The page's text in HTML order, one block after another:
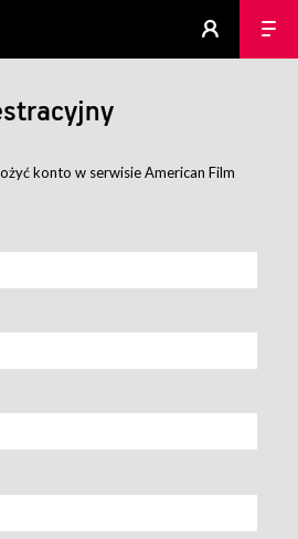
konto w serwisie American Film